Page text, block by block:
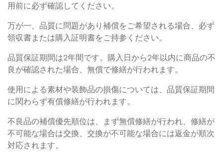
用前に必ず確認してください。
万が一、品質に問題があり補償をご希望される場合、必ず
領収書または購入証明書をご持参ください。
品質保証期間は2年間です。購入日から2年以内に商品の不
良が確認された場合、無償で修繕が行われます。
使用による素材や装飾品の損傷については、品質保証期間
に関わらず有償修繕が行われます。
不良品の補償優先順位は、まず無償修繕が行われ、修繕が
不可能な場合は交換、交換が不可能な場合には返金が順次
対応されます。